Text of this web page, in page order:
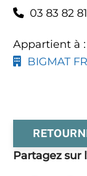
03 83 82
Appartient à :
BIGMAT
Partagez sur